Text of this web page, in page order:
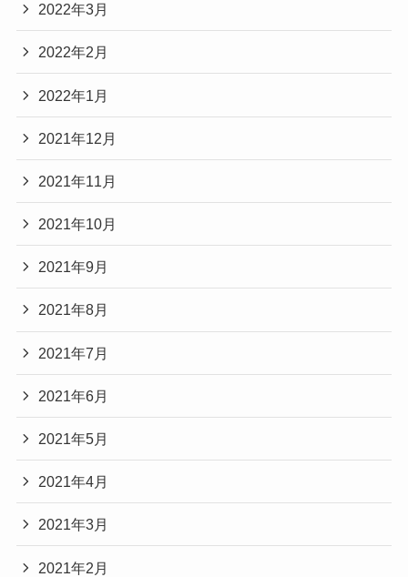
2022年3月
2022年2月
2022年1月
2021年12月
2021年11月
2021年10月
2021年9月
2021年8月
2021年7月
2021年6月
2021年5月
2021年4月
2021年3月
2021年2月